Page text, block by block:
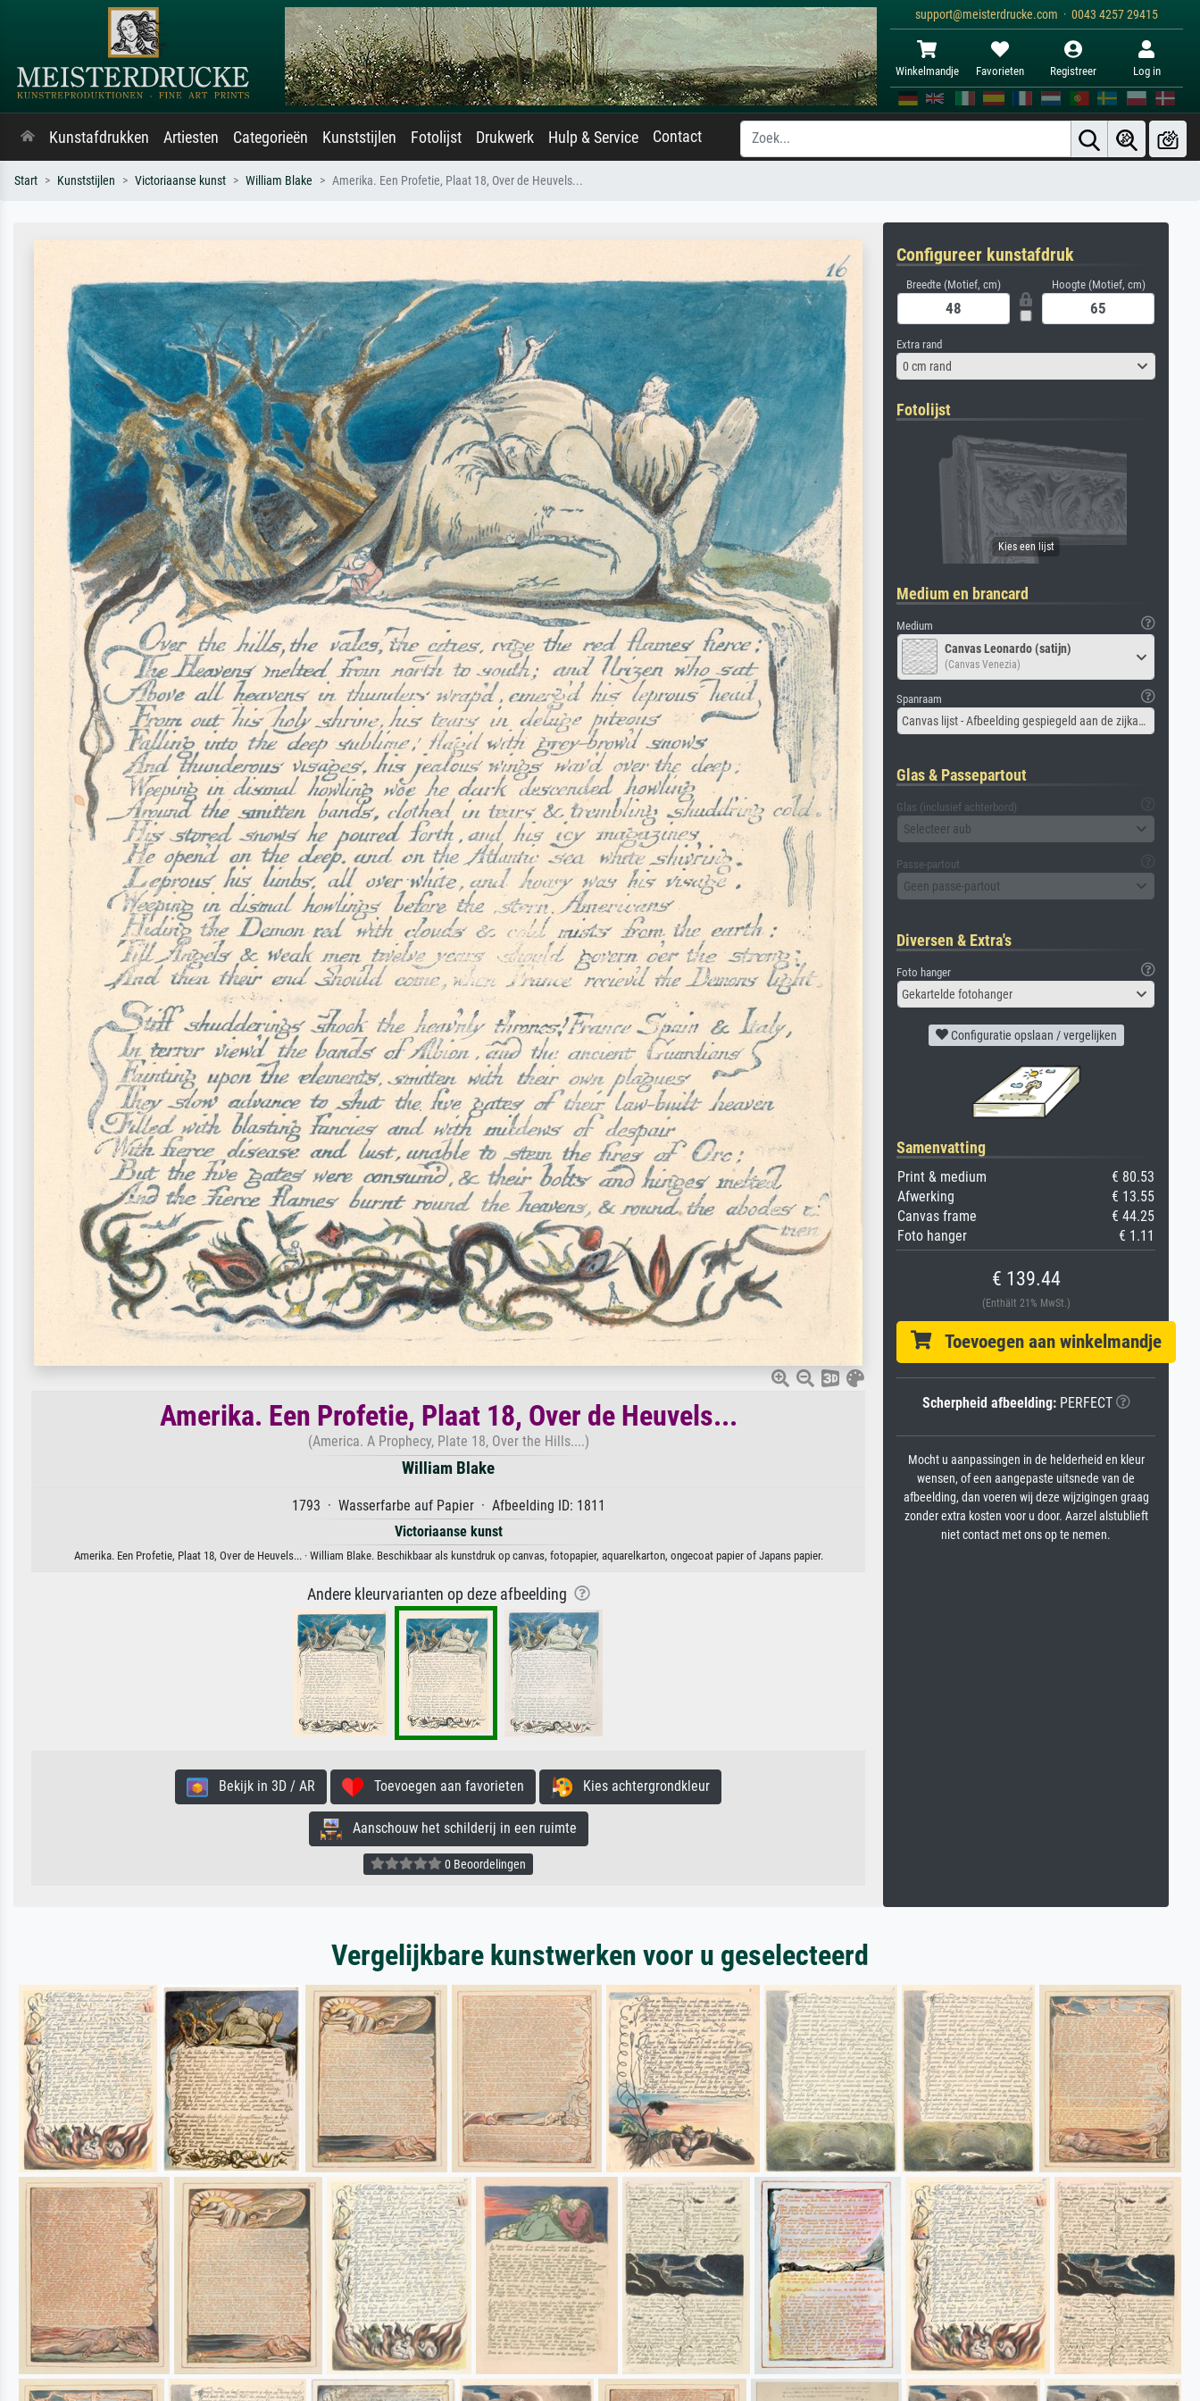
support@meisterdrucke.com · 0043 4257 29415
Winkelmandje Favorieten Registreer Log in
Kunstafdrukken Artiesten Categorieën Kunststijlen Fotolijst Drukwerk Hulp & Service Contact
Start Kunststijlen Victoriaanse kunst William Blake Amerika. Een Profetie, Plaat 18, Over de Heuvels...
Amerika. Een Profetie, Plaat 18, Over de Heuvels...
(America. A Prophecy, Plate 18, Over the Hills....)
William Blake
1793 · Wasserfarbe auf Papier · Afbeelding ID: 1811
Victoriaanse kunst
Amerika. Een Profetie, Plaat 18, Over de Heuvels... · William Blake. Beschikbaar als kunstdruk op canvas, fotopapier, aquarelkarton, ongecoat papier of Japans papier.
Andere kleurvarianten op deze afbeelding
Bekijk in 3D / AR Toevoegen aan favorieten Kies achtergrondkleur
Aanschouw het schilderij in een ruimte
0 Beoordelingen
Configureer kunstafdruk
Breedte (Motief, cm) Hoogte (Motief, cm)
Extra rand
0 cm rand
Fotolijst
Medium en brancard
Medium
Canvas Leonardo (satijn)
(Canvas Venezia)
Spanraam
Canvas lijst - Afbeelding gespiegeld aan de zijkant
Glas & Passepartout
Glas (inclusief achterbord)
Selecteer aub
Passe-partout
Geen passe-partout
Diversen & Extra's
Foto hanger
Gekartelde fotohanger
Configuratie opslaan / vergelijken
Samenvatting
Print & medium
€ 80.53
Afwerking
€ 13.55
Canvas frame
€ 44.25
Foto hanger
€ 1.11
€ 139.44
(Enthält 21% MwSt.)
Toevoegen aan winkelmandje
Scherpheid afbeelding:PERFECT
Mocht u aanpassingen in de helderheid en kleur
wensen, of een aangepaste uitsnede van de
afbeelding, dan voeren wij deze wijzigingen graag
zonder extra kosten voor u door. Aarzel alstublieft
niet contact met ons op te nemen.
Vergelijkbare kunstwerken voor u geselecteerd